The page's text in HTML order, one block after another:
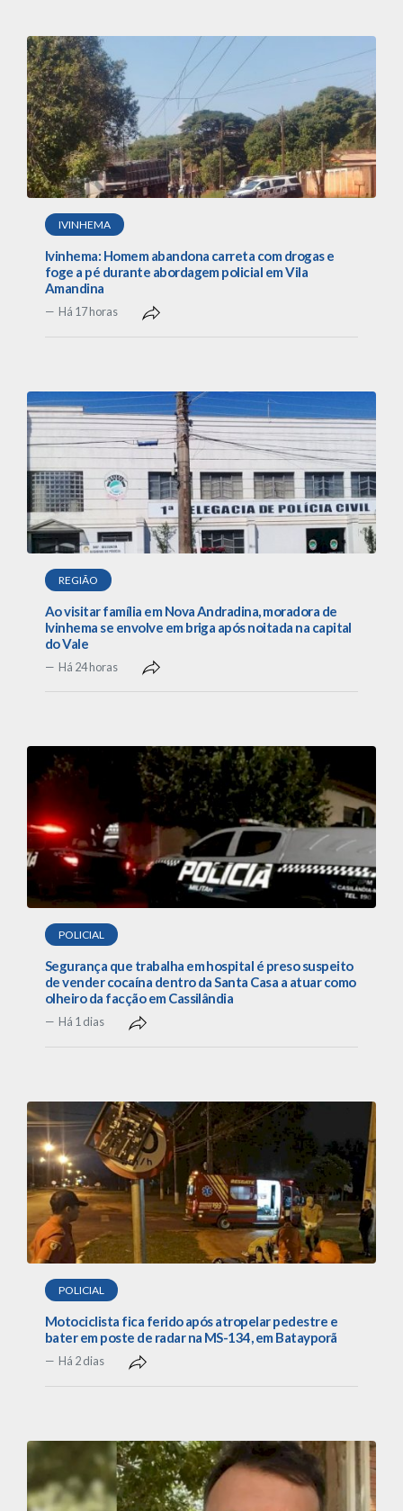
IVINHEMA
Ivinhema: Homem abandona carreta com drogas e
foge a pé durante abordagem policial em Vila
Amandina
Há 17 horas
REGIÃO
Ao visitar família em Nova Andradina, moradora de
Ivinhema se envolve em briga após noitada na capital
do Vale
Há 24 horas
POLICIAL
Segurança que trabalha em hospital é preso suspeito
de vender cocaína dentro da Santa Casa a atuar como
olheiro da facção em Cassilândia
Há 1 dias
POLICIAL
Motociclista fica ferido após atropelar pedestre e
bater em poste de radar na MS-134, em Batayporã
Há 2 dias